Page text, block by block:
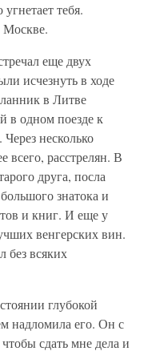
тебя.
Москве.
еще двух
исчезнуть в ходе
в Литве
в одном поезде к
несколько
всего, расстрелян. В
друга, посла
знатока и
и книг. И еще у
венгерских вин.
без всяких
глубокой
надломила его. Он с
сдать мне дела и